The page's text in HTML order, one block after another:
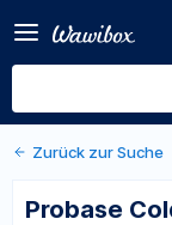
Prothesenpulver,
Packungen à 500
Von Ivoclar GmbH
Zurück zur Suche
Probase